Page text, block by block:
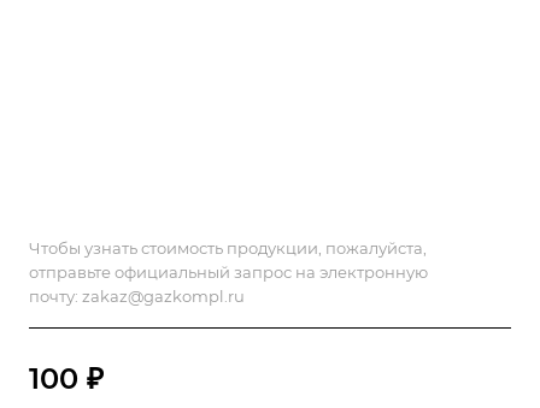
Чтобы узнать стоимость продукции, пожалуйста,
отправьте официальный запрос на электронную
почту: zakaz@gazkompl.ru
100 ₽